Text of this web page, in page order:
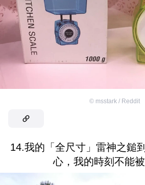
© msstark / Reddit
14.我的「全尺寸」雷神之鎚
心，我的時刻不能被